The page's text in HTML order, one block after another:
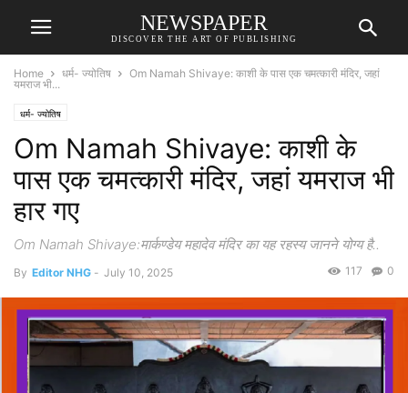
NEWSPAPER
DISCOVER THE ART OF PUBLISHING
Home धर्म- ज्योतिष
Om Namah Shivaye: काशी के पास एक चमत्कारी मंदिर, जहां
यमराज भी...
धर्म- ज्योतिष
Om Namah Shivaye: काशी के
पास एक चमत्कारी मंदिर, जहां यमराज भी
हार गए
Om Namah Shivaye:मार्कण्डेय महादेव मंदिर का यह रहस्य जानने योग्य है..
By Editor NHG - July 10, 2025 0
117